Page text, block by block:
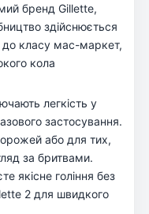
бренд Gillette,
здійснюється
до класу мас-маркет,
кола
легкість у
застосування.
або для тих,
за бритвами.
якісне гоління без
2 для швидкого